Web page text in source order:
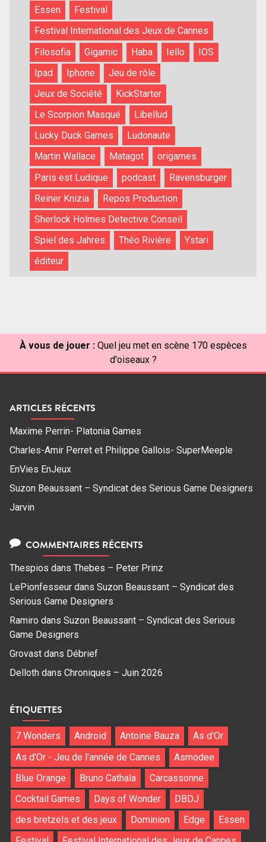
Essen
Festival
Festival International des Jeux de Cannes
Filosofia
Gigamic Haba Iello
IOS
Ipad
Iphone
Jeu de rôle
Jeux de Société
KickStarter
Le Scorpion Masqué
Libellud
Lucky Duck Games
Ludonaute
Martin Wallace
Matagot
origames
Paris est Ludique
podcast
Ravensburger
Reiner Knizia
Repos Production
Sherlock Holmes Detective Conseil
Spiel des Jahres
Théo Rivière
Ystari
éditeur
À vous de jouer : Quel jeu met en scène 170 espèces
d'oiseaux ?
ARTICLES RÉCENTS
Maxime Perrin- Platonia Games
Charles-Amir Perret et Philippe Gallois- SuperMeeple
EnVies EnJeux
Suzon Beaussant – Syndicat des Serious Game Designers
Jarvin
COMMENTAIRES RÉCENTS
Thespios dans Thebes – Peter Prinz
LePionfesseur dans Suzon Beaussant – Syndicat des
Serious Game Designers
Ramiro dans Suzon Beaussant – Syndicat des Serious
Game Designers
Grovast dans Débrief
Delloth dans Chroniques – Juin 2026
ÉTIQUETTES
7 Wonders Android Antoine Bauza
As d'Or
As d'Or - Jeu de l'année de Cannes
Asmodee
Blue Orange
Bruno Cathala
Carcassonne
Cocktail Games
Days of Wonder
DBDJ
des bretzels et des jeux
Dominion Edge
Essen